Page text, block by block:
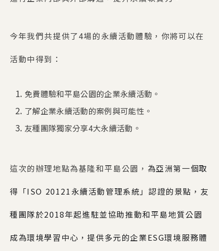
今年我們共提供了4場的永續活動體驗，你將可以在
活動中得到：
免費體驗和平島公園的企業永續活動。
了解企業永續活動的案例與可能性。
友種團隊獨家分享4大永續活動。
這次的辦理地點為基隆和平島公園， 為亞洲第一個取
得「ISO 20121永續活動管理系統」認證的景點，友
種團隊於2018年起進駐並協助推動和平島地質公園
成為環境學習中心，提供多元的企業ESG環境服務體